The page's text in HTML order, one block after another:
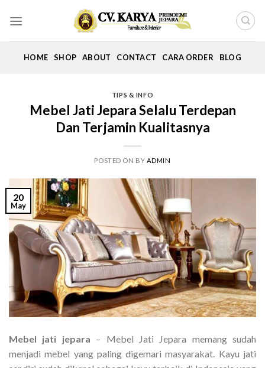
HOME SHOP ABOUT CONTACT CARA ORDER BLOG
TIPS & INFO
Mebel Jati Jepara Selalu Terdepan
Dan Terjamin Kualitasnya
POSTED ON BY ADMIN
20
May
Mebel jati jepara – Mebel Jati Jepara memang sudah
menjadi mebel yang paling digemari masyarakat. Kayu jati